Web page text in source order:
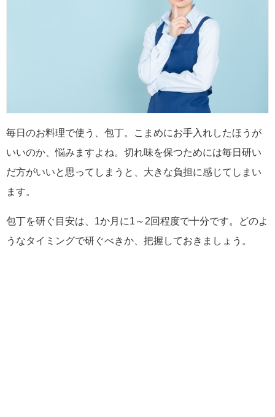
毎日のお料理で使う、包丁。こまめにお手入れしたほうが
いいのか、悩みますよね。切れ味を保つためには毎日研い
だ方がいいと思ってしまうと、大きな負担に感じてしまい
ます。
包丁を研ぐ目安は、1か月に1～2回程度で十分です。どのよ
うなタイミングで研ぐべきか、把握しておきましょう。